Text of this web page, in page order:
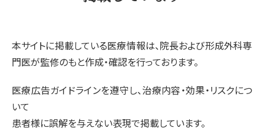
本サイトに掲載している医療情報は、院長および形成外科専
門医が監修のもと作成・確認を行っております。
医療広告ガイドラインを遵守し、治療内容・効果・リスクにつ
いて
患者様に誤解を与えない表現で掲載しています。